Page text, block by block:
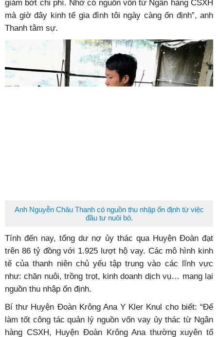
giảm bớt chi phí. Nhờ có nguồn vốn từ Ngân hàng CSXH
mà giờ đây kinh tế gia đình tôi ngày càng ổn định”, anh
Thanh tâm sự.
Anh Nguyễn Châu Thanh có nguồn thu nhập ổn định từ việc
đầu tư nuôi bò.
Tính đến nay, tổng dư nợ ủy thác qua Huyện Đoàn đạt
trên 86 tỷ đồng với 1.925 lượt hộ vay. Các mô hình kinh
tế của thanh niên chủ yếu tập trung vào các lĩnh vực
như: chăn nuôi, trồng trọt, kinh doanh dịch vụ… mang lại
nguồn thu nhập ổn định.
Bí thư Huyện Đoàn Krông Ana Y Kler Knul cho biết: “Để
làm tốt công tác quản lý nguồn vốn vay ủy thác từ Ngân
hàng CSXH, Huyện Đoàn Krông Ana thường xuyên tổ